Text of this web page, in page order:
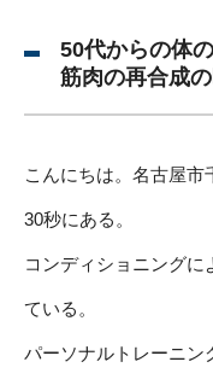
50代からの体
筋肉の再合成
こんにちは。名古屋
30秒にある。
コンディショニングに
ている。
パーソナルトレーニン